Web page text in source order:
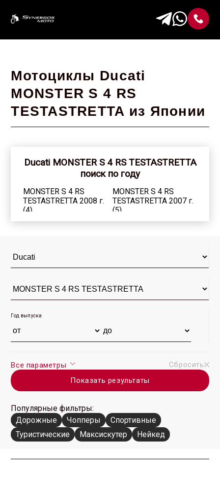
Мотоциклы Ducati
MONSTER S 4 RS
TESTASTRETTA из Японии
Ducati MONSTER S 4 RS TESTASTRETTA
поиск по году
MONSTER S 4 RS
TESTASTRETTA 2008 г.
(4)
MONSTER S 4 RS
TESTASTRETTA 2007 г.
(5)
MONSTER S 4 RS
Год выпуска
Все параметры
Сбросить
Показать результаты
Популярные фильтры:
Дорожные
Чопперы
Спортивные
Туристические
Максискутер Нейкед